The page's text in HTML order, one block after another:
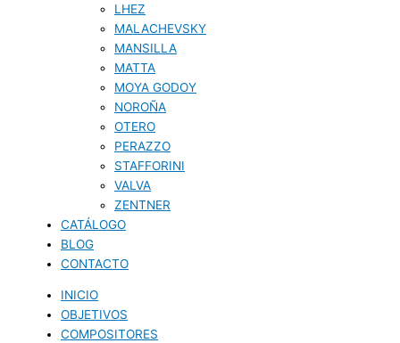
LHEZ
MALACHEVSKY
MANSILLA
MATTA
MOYA GODOY
NOROÑA
OTERO
PERAZZO
STAFFORINI
VALVA
ZENTNER
CATÁLOGO
BLOG
CONTACTO
INICIO
OBJETIVOS
COMPOSITORES